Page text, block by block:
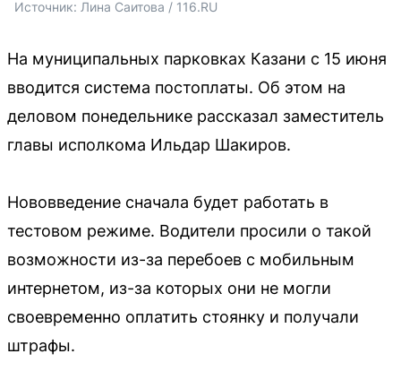
Источник: Лина Саитова / 116.RU
На муниципальных парковках Казани с 15 июня
вводится система постоплаты. Об этом на
деловом понедельнике рассказал заместитель
главы исполкома Ильдар Шакиров.
Нововведение сначала будет работать в
тестовом режиме. Водители просили о такой
возможности из-за перебоев с мобильным
интернетом, из-за которых они не могли
своевременно оплатить стоянку и получали
штрафы.